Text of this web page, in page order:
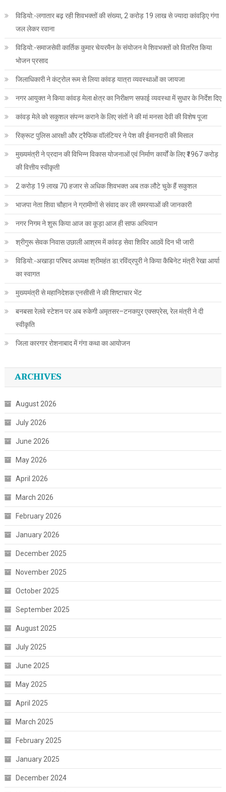
विडियो:-लगातार बढ़ रही शिवभक्तों की संख्या, 2 करोड़ 19 लाख से ज्यादा कांवड़िए गंगा
जल लेकर रवाना
विडियो:-समाजसेवी कार्तिक कुमार चेयरमैन के संयोजन मे शिवभक्तों को वितरित किया
भोजन प्रसाद
जिलाधिकारी ने कंट्रोल रूम से लिया कांवड़ यात्रा व्यवस्थाओं का जायजा
नगर आयुक्त ने किया कांवड़ मेला क्षेत्र का निरीक्षण सफाई व्यवस्था में सुधार के निर्देश दिए
कांवड़ मेले को सकुशल संपन्न कराने के लिए संतों ने की मां मनसा देवी की विशेष पूजा
रिक्रूट पुलिस आरक्षी और ट्रैफिक वॉलंटियर ने पेश की ईमानदारी की मिसाल
मुख्यमंत्री ने प्रदान की विभिन्न विकास योजनाओं एवं निर्माण कार्यों के लिए ₹1967 करोड़
की वित्तीय स्वीकृती
2 करोड़ 19 लाख 70 हजार से अधिक शिवभक्त अब तक लौटे चुके हैं सकुशल
भाजपा नेता शिवा चौहान ने ग्रामीणों से संवाद कर ली समस्याओं की जानकारी
नगर निगम ने शुरू किया आज का कूड़ा आज ही साफ अभियान
श्रीगुरू सेवक निवास उछाली आश्रम में कांवड़ सेवा शिविर आठवें दिन भी जारी
विडियो:-अखाड़ा परिषद अध्यक्ष श्रीमहंत डा.रविंद्रपुरी ने किया कैबिनेट मंत्री रेखा आर्या
का स्वागत
मुख्यमंत्री से महानिदेशक एनसीसी ने की शिष्टाचार भेंट
बनबसा रेलवे स्टेशन पर अब रुकेगी अमृतसर–टनकपुर एक्सप्रेस, रेल मंत्री ने दी
स्वीकृति
जिला कारगार रोशनाबाद में गंगा कथा का आयोजन
ARCHIVES
August 2026
July 2026
June 2026
May 2026
April 2026
March 2026
February 2026
January 2026
December 2025
November 2025
October 2025
September 2025
August 2025
July 2025
June 2025
May 2025
April 2025
March 2025
February 2025
January 2025
December 2024